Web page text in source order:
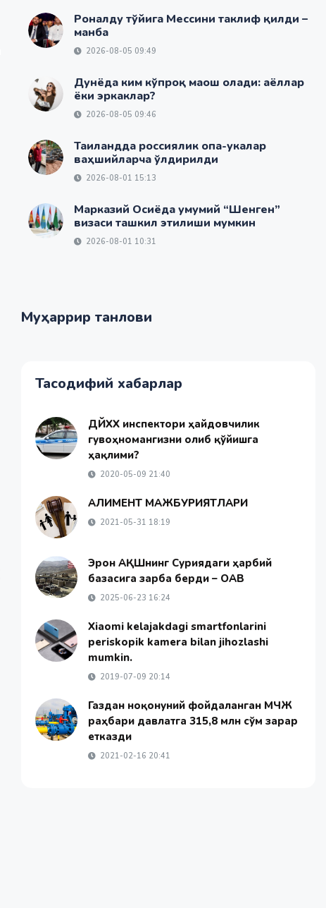
Роналду тўйига Мессини таклиф қилди –
манба
2026-08-05 09:49
Дунёда ким кўпроқ маош олади: аёллар
ёки эркаклар?
2026-08-05 09:46
Таиландда россиялик опа-укалар
ваҳшийларча ўлдирилди
2026-08-01 15:13
Марказий Осиёда умумий “Шенген”
визаси ташкил этилиши мумкин
2026-08-01 10:31
Муҳаррир танлови
Тасодифий хабарлар
ДЙҲХХ инспектори ҳайдовчилик
гувоҳномангизни олиб қўйишга
ҳақлими?
2020-05-09 21:40
АЛИМЕНТ МАЖБУРИЯТЛАРИ
2021-05-31 18:19
Эрон АҚШнинг Суриядаги ҳарбий
базасига зарба берди – ОАВ
2025-06-23 16:24
Xiaomi kelajakdagi smartfonlarini
periskopik kamera bilan jihozlashi
mumkin.
2019-07-09 20:14
Газдан ноқонуний фойдаланган МЧЖ
раҳбари давлатга 315,8 млн сўм зарар
етказди
2021-02-16 20:41